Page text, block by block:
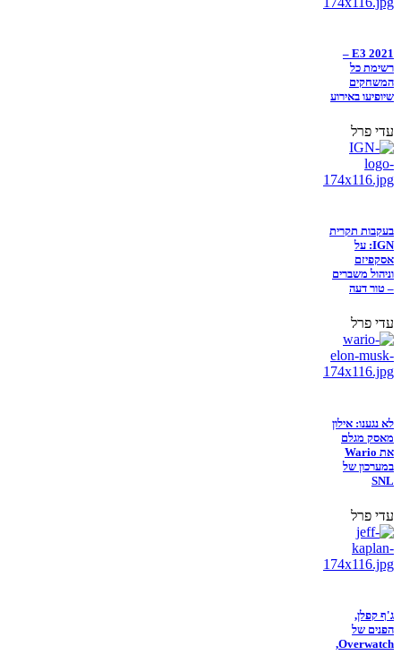
E3 2021 –
רשימת כל
המשחקים
שיופיעו באירוע
עדי פרל
בעקבות תקרית
IGN: על
אסקפיזם
וניהול משברים
– טור דעה
עדי פרל
לא נגענו: אילון
מאסק מגלם
את Wario
במערכון של
SNL
עדי פרל
ג'ף קפלן,
הפנים של
Overwatch,